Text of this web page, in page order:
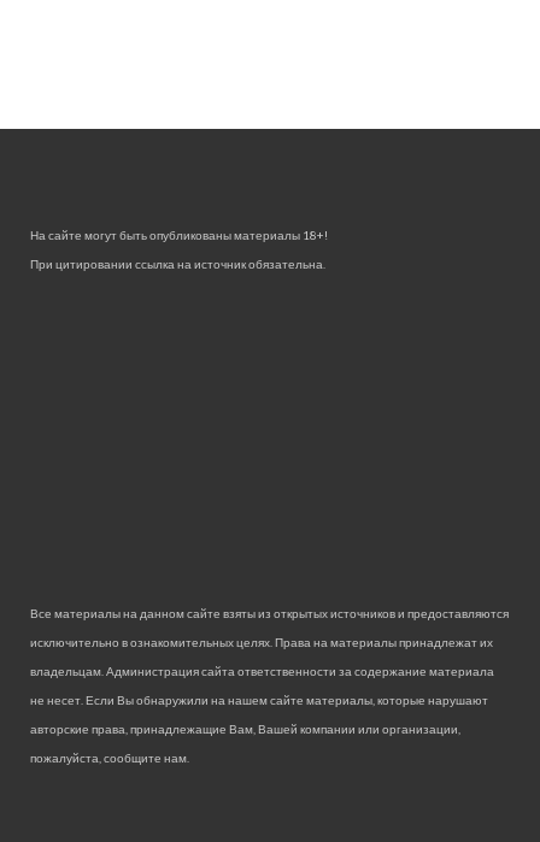
На сайте могут быть опубликованы материалы 18+!
При цитировании ссылка на источник обязательна.
Все материалы на данном сайте взяты из открытых источников и предоставляются
исключительно в ознакомительных целях. Права на материалы принадлежат их
владельцам. Администрация сайта ответственности за содержание материала
не несет. Если Вы обнаружили на нашем сайте материалы, которые нарушают
авторские права, принадлежащие Вам, Вашей компании или организации,
пожалуйста, сообщите нам.